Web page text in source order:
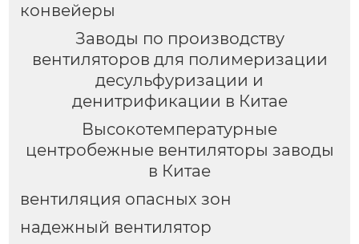
конвейеры
Заводы по производству
вентиляторов для полимеризации
десульфуризации и
денитрификации в Китае
Высокотемпературные
центробежные вентиляторы заводы
в Китае
вентиляция опасных зон
надежный вентилятор